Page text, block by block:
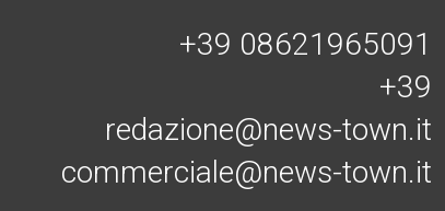
+39 08621965091
+39
redazione@news-town.it
commerciale@news-town.it